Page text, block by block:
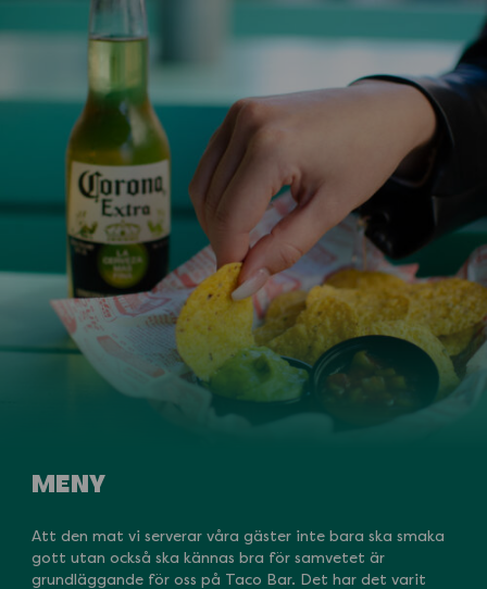
MENY
Att den mat vi serverar våra gäster inte bara ska smaka
gott utan också ska kännas bra för samvetet är
grundläggande för oss på Taco Bar. Det har det varit